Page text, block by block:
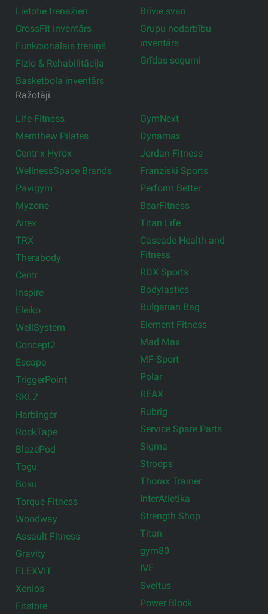
Lietotie trenažieri
CrossFit inventārs
Funkcionālais treniņš
Fizio & Rehabilitācija
Basketbola inventārs
Brīvie svari
Grupu nodarbību
inventārs
Grīdas segumi
Ražotāji
Life Fitness
Merrithew Pilates
Centr x Hyrox
WellnessSpace Brands
Pavigym
Myzone
Airex
TRX
Therabody
Centr
Inspire
Eleiko
WellSystem
Concept2
Escape
TriggerPoint
SKLZ
Harbinger
RockTape
BlazePod
Togu
Bosu
Torque Fitness
Woodway
Assault Fitness
Gravity
FLEXVIT
Xenios
Fitstore
GymNext
Dynamax
Jordan Fitness
Franziski Sports
Perform Better
BearFitness
Titan Life
Cascade Health and
Fitness
RDX Sports
Bodylastics
Bulgarian Bag
Element Fitness
Mad Max
MF-Sport
Polar
REAX
Rubrig
Service Spare Parts
Sigma
Stroops
Thorax Trainer
InterAtletika
Strength Shop
Titan
gym80
IVE
Sveltus
Power Block